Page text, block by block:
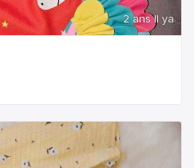
2 ans Il ya